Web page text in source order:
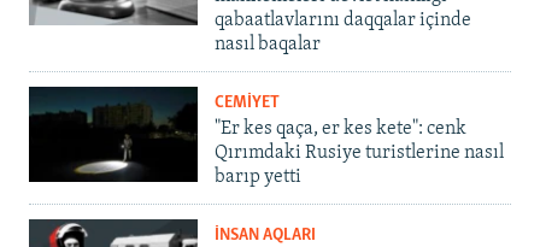
qabaatlavlarını daqqalar içinde
nasıl baqalar
CEMİYET
"Er kes qaça, er kes kete": cenk
Qırımdaki Rusiye turistlerine nasıl
barıp yetti
İNSAN AQLARI